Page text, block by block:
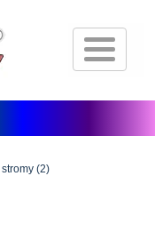
(2)